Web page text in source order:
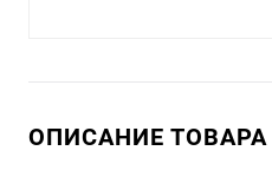
ОПИСАНИЕ ТОВАРА